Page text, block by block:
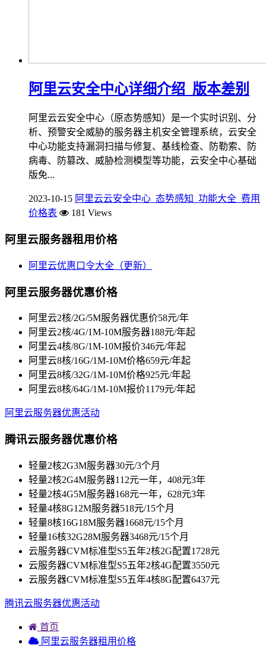
阿里云安全中心详细介绍_版本差别
阿里云云安全中心（原态势感知）是一个实时识别、分
析、预警安全威胁的服务器主机安全管理系统，云安全
中心功能支持漏洞扫描与修复、基线检查、防勒索、防
病毒、防篡改、威胁检测模型等功能，云安全中心基础
版免...
2023-10-15 阿里云云安全中心_态势感知_功能大全_费用
价格表
181 Views
阿里云服务器租用价格
阿里云优惠口令大全（更新）
阿里云服务器优惠价格
阿里云2核/2G/5M服务器优惠价58元/年
阿里云2核/4G/1M-10M服务器188元/年起
阿里云4核/8G/1M-10M报价346元/年起
阿里云8核/16G/1M-10M价格659元/年起
阿里云8核/32G/1M-10M价格925元/年起
阿里云8核/64G/1M-10M报价1179元/年起
阿里云服务器优惠活动
腾讯云服务器优惠价格
轻量2核2G3M服务器30元/3个月
轻量2核2G4M服务器112元一年，408元3年
轻量2核4G5M服务器168元一年，628元3年
轻量4核8G12M服务器518元/15个月
轻量8核16G18M服务器1668元/15个月
轻量16核32G28M服务器3468元/15个月
云服务器CVM标准型S5五年2核2G配置1728元
云服务器CVM标准型S5五年2核4G配置3550元
云服务器CVM标准型S5五年4核8G配置6437元
腾讯云服务器优惠活动
首页
阿里云服务器租用价格